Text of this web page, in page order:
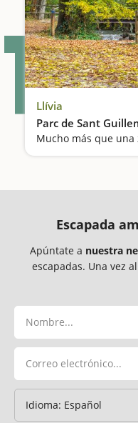
1 Llívia
Parc de Sant
Escapada
Apúntate a nuestra
escapadas. Una vez